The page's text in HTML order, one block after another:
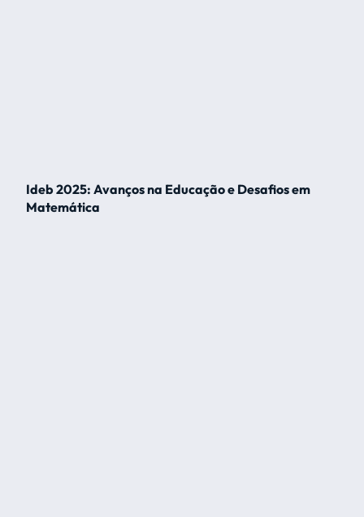
Ideb 2025: Avanços na Educação e Desafios em
Matemática